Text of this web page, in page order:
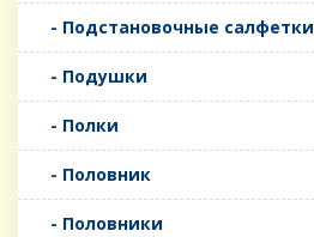
- Подстановочные салфетки
- Подушки
- Полки
- Половник
- Половники